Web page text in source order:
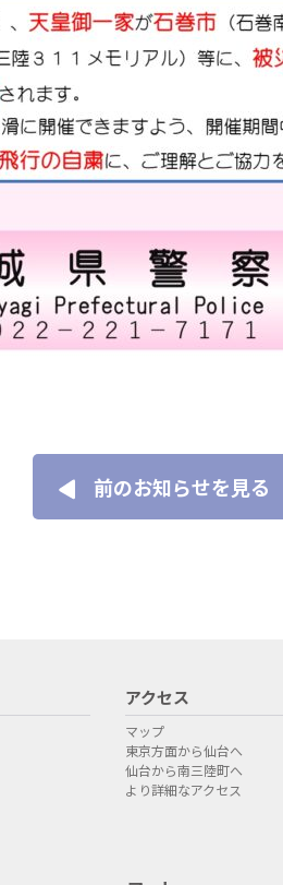
前のお知らせを見る
アクセス
マップ
東京方面から仙台へ
仙台から南三陸町へ
より詳細なアクセス